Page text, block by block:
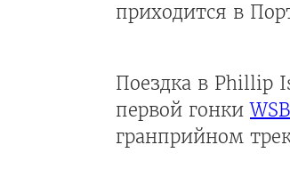
приходится в
Поездка в Phillip
первой гонки
гранприйном